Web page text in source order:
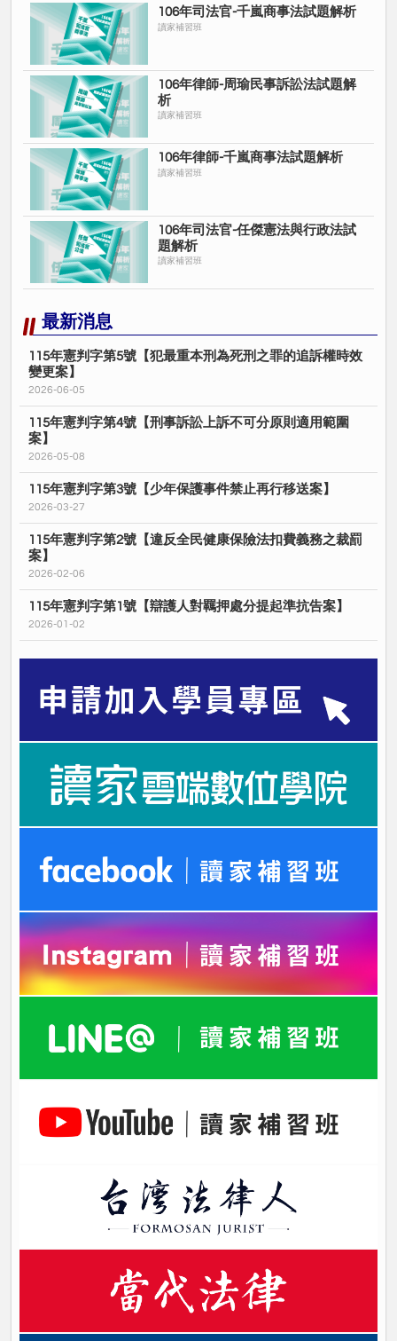
106年司法官-千嵐商事法試題解析
讀家補習班
106年律師-周瑜民事訴訟法試題解
析
讀家補習班
106年律師-千嵐商事法試題解析
讀家補習班
106年司法官-任傑憲法與行政法試
題解析
讀家補習班
最新消息
115年憲判字第5號【犯最重本刑為死刑之罪的追訴權時效
變更案】
2026-06-05
115年憲判字第4號【刑事訴訟上訴不可分原則適用範圍
案】
2026-05-08
115年憲判字第3號【少年保護事件禁止再行移送案】
2026-03-27
115年憲判字第2號【違反全民健康保險法扣費義務之裁罰
案】
2026-02-06
115年憲判字第1號【辯護人對羈押處分提起準抗告案】
2026-01-02